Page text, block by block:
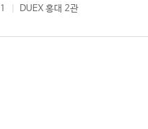
DUEX 홍대 2관